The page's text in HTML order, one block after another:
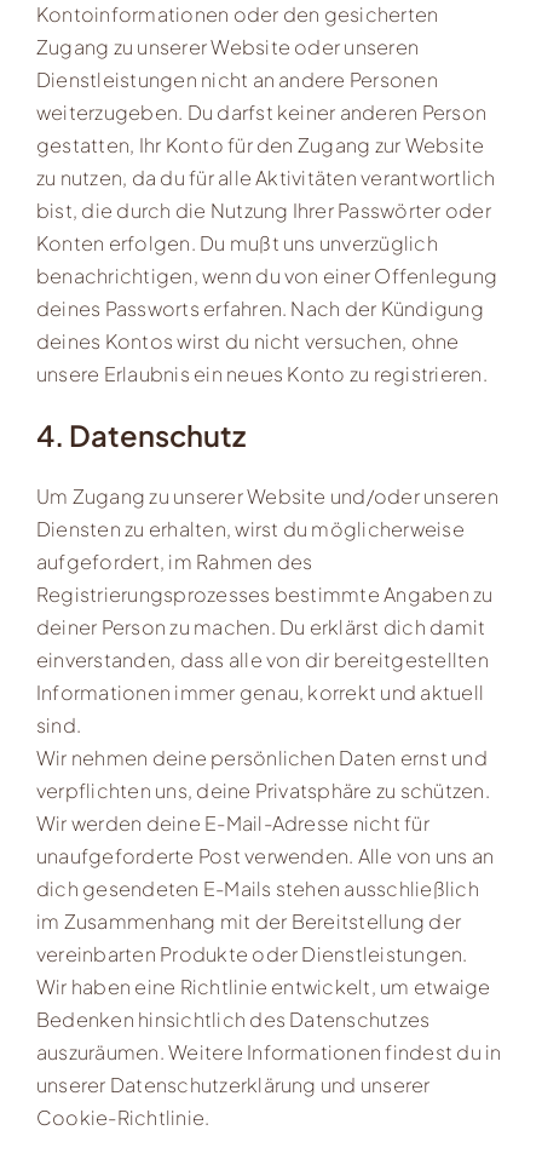
Kontoinformationen oder den gesicherten
Zugang zu unserer Website oder unseren
Dienstleistungen nicht an andere Personen
weiterzugeben. Du darfst keiner anderen Person
gestatten, Ihr Konto für den Zugang zur Website
zu nutzen, da du für alle Aktivitäten verantwortlich
bist, die durch die Nutzung Ihrer Passwörter oder
Konten erfolgen. Du mußt uns unverzüglich
benachrichtigen, wenn du von einer Offenlegung
deines Passworts erfahren. Nach der Kündigung
deines Kontos wirst du nicht versuchen, ohne
unsere Erlaubnis ein neues Konto zu registrieren.
4. Datenschutz
Um Zugang zu unserer Website und/oder unseren
Diensten zu erhalten, wirst du möglicherweise
aufgefordert, im Rahmen des
Registrierungsprozesses bestimmte Angaben zu
deiner Person zu machen. Du erklärst dich damit
einverstanden, dass alle von dir bereitgestellten
Informationen immer genau, korrekt und aktuell
sind.
Wir nehmen deine persönlichen Daten ernst und
verpflichten uns, deine Privatsphäre zu schützen.
Wir werden deine E-Mail-Adresse nicht für
unaufgeforderte Post verwenden. Alle von uns an
dich gesendeten E-Mails stehen ausschließlich
im Zusammenhang mit der Bereitstellung der
vereinbarten Produkte oder Dienstleistungen.
Wir haben eine Richtlinie entwickelt, um etwaige
Bedenken hinsichtlich des Datenschutzes
auszuräumen. Weitere Informationen findest du in
unserer Datenschutzerklärung und unserer
Cookie-Richtlinie.